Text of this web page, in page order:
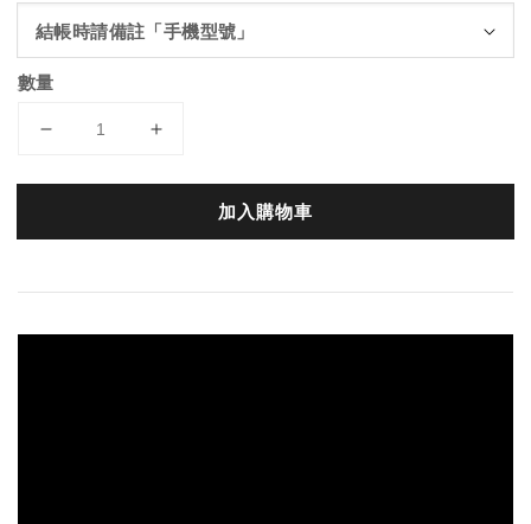
數量
加入購物車